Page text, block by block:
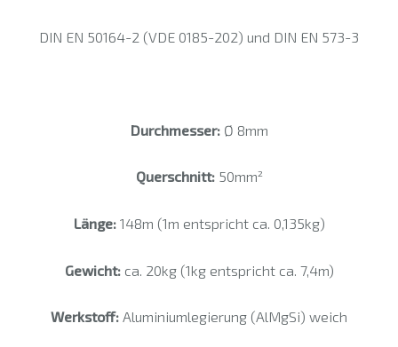
DIN EN 50164-2 (VDE 0185-202) und DIN EN 573-3
Durchmesser:Ø 8mm
Querschnitt:50mm²
Länge:148m (1m entspricht ca. 0,135kg)
Gewicht:ca. 20kg (1kg entspricht ca. 7,4m)
Werkstoff: Aluminiumlegierung (AlMgSi) weich